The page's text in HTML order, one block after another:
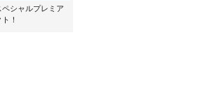
シャルプレミア
！